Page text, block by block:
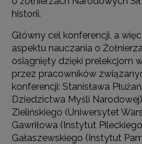
historii.
Główny cel konferencji, a
aspektu nauczania o
osiągnięty dzięki prelekcjom
przez pracowników
konferencji: Stanisława
Dziedzictwa Myśli
Zielińskiego (Uniwersytet
Gawriłowa (Instytut
Gałaszewskiego (Instytut